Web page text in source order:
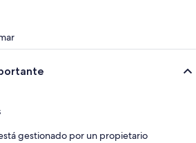
gestionado por un propietario